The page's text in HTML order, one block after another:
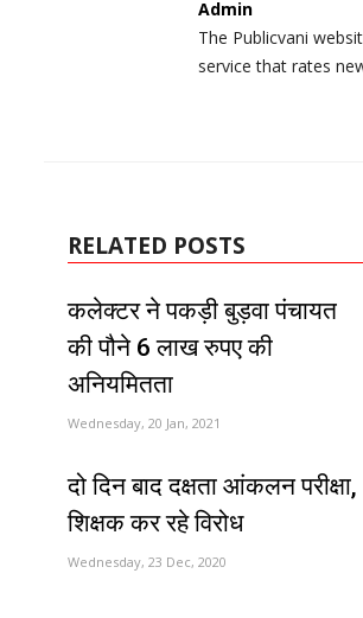
Admin
The Publicvani
service that rates
RELATED POSTS
कलेक्टर ने पकड़ी बुड़वा पंचायत
की पौने 6 लाख रुपए की
अनियमितता
Wednesday, 20 Jan, 2021
दो दिन बाद दक्षता आंकलन परीक्षा,
शिक्षक कर रहे विरोध
Wednesday, 23 Dec, 2020